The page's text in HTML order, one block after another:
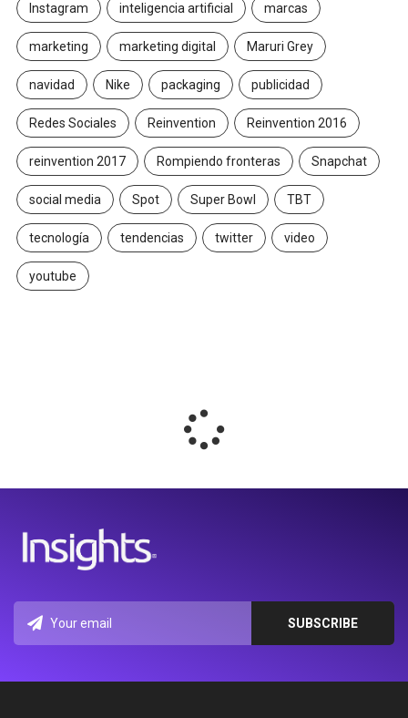
Instagram inteligencia artificial marcas
marketing marketing digital Maruri Grey
navidad Nike packaging publicidad
Redes Sociales Reinvention Reinvention 2016
reinvention 2017 Rompiendo fronteras Snapchat
social media Spot Super Bowl TBT
tecnología tendencias twitter video
youtube